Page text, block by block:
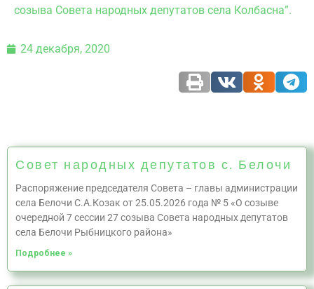
созыва Совета народных депутатов села Колбасна”.
24 декабря, 2020
Совет народных депутатов с. Белочи
Распоряжение председателя Совета – главы администрации
села Белочи С.А.Козак от 25.05.2026 года № 5 «О созыве
очередной 7 сессии 27 созыва Совета народных депутатов
села Белочи Рыбницкого района»
Подробнее »